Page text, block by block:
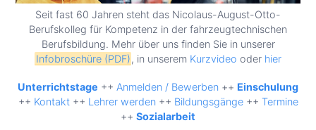
Seit fast 60 Jahren steht das Nicolaus-August-Otto-
Berufskolleg für Kompetenz in der fahrzeugtechnischen
Berufsbildung. Mehr über uns finden Sie in unserer
Infobroschüre (PDF) , in unserem Kurzvideo oder hier
Unterrichtstage ++ Anmelden / Bewerben ++ Einschulung
++ Kontakt++ Lehrer werden++ Bildungsgänge++ Termine
++ Sozialarbeit